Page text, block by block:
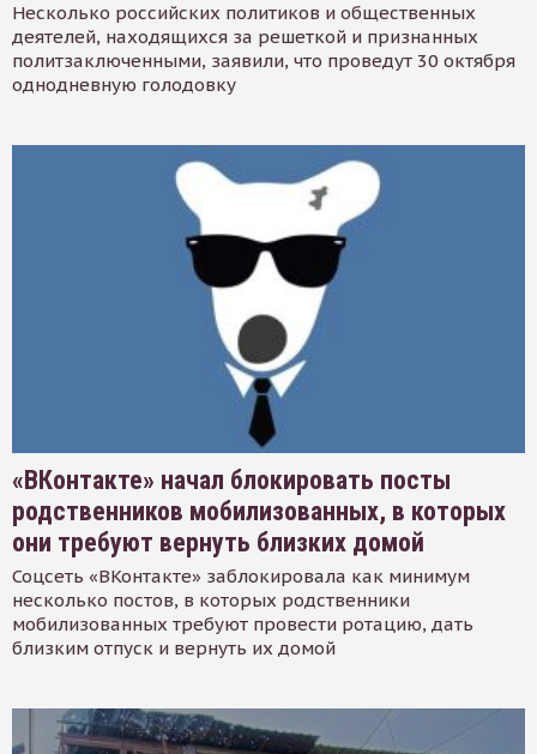
Несколько российских политиков и общественных
деятелей, находящихся за решеткой и признанных
политзаключенными, заявили, что проведут 30 октября
однодневную голодовку
«ВКонтакте» начал блокировать посты
родственников мобилизованных, в которых
они требуют вернуть близких домой
Соцсеть «ВКонтакте» заблокировала как минимум
несколько постов, в которых родственники
мобилизованных требуют провести ротацию, дать
близким отпуск и вернуть их домой